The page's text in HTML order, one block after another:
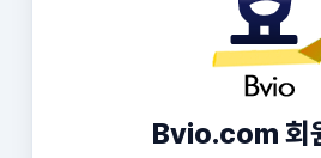
Bvio.com 회